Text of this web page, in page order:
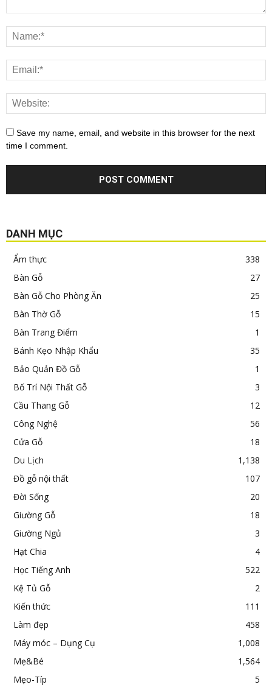
Save my name, email, and website in this browser for the next
time I comment.
DANH MỤC
Ẩm thực
338
Bàn Gỗ
27
Bàn Gỗ Cho Phòng Ăn
25
Bàn Thờ Gỗ
15
Bàn Trang Điểm
1
Bánh Kẹo Nhập Khẩu
35
Bảo Quản Đồ Gỗ
1
Bố Trí Nội Thất Gỗ
3
Cầu Thang Gỗ
12
Công Nghệ
56
Cửa Gỗ
18
Du Lịch
1,138
Đồ gỗ nội thất
107
Đời Sống
20
Giường Gỗ
18
Giường Ngủ
3
Hạt Chia
4
Học Tiếng Anh
522
Kệ Tủ Gỗ
2
Kiến thức
111
Làm đẹp
458
Máy móc – Dụng Cụ
1,008
Mẹ&Bé
1,564
Mẹo-Típ
5